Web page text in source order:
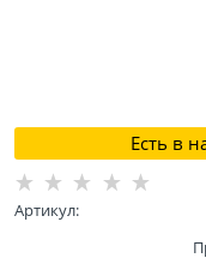
Есть в
Артикул: